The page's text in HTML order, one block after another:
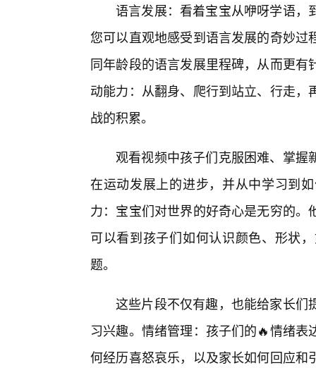
语言发展：看着宝宝从咿呀学语，
您可以直观地感受到语言发展的奇妙
同年龄段的语言发展里程碑，从而更
动能力：从翻身、爬行到站立、行走
战的积累。
观看视频中孩子们克服困难、掌
在运动发展上的进步，并从中学习到
力：宝宝们对世界的好奇心是无穷的
可以看到孩子们如何认识颜色、形状
题。
这些片段不仅有趣，也能给家长们
习兴趣。情绪管理：孩子们的🔥情绪
何经历喜怒哀乐，以及家长如何回应